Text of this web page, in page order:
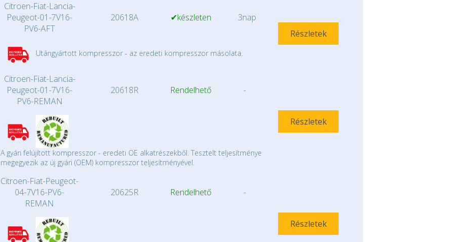
Citroen-Fiat-Lancia-
Peugeot-01-7V16-
PV6-AFT
20618A ✔készleten
3nap
Részletek
Utángyártott kompresszor - az eredeti kompresszor másolata.
Citroen-Fiat-Lancia-
Peugeot-01-7V16-
PV6-REMAN
20618R Rendelhető -
Részletek
A gyári felújított kompresszor - eredeti OE alkatrészekből. Tesztelt teljesítménye
megegyezik az új gyári (OEM) kompresszor teljesítményével.
Citroen-Fiat-Peugeot-
04-7V16-PV6-
REMAN
20625R Rendelhető -
Részletek